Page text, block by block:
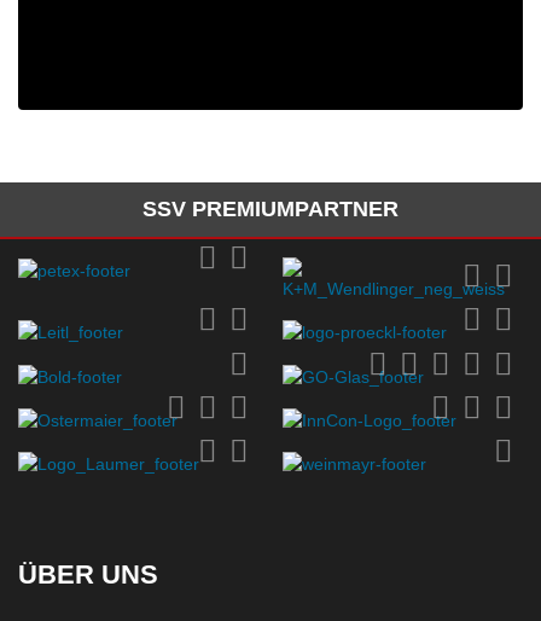
SSV PREMIUMPARTNER
ÜBER UNS